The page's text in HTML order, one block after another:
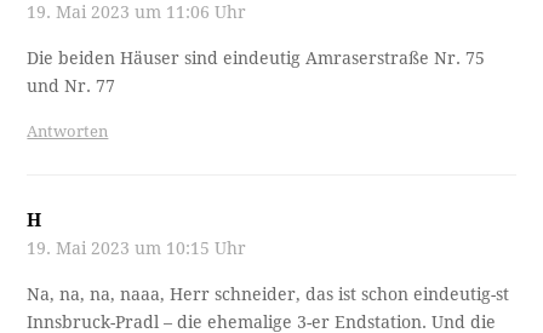
19. Mai 2023 um 11:06 Uhr
Die beiden Häuser sind eindeutig Amraserstraße Nr. 75
und Nr. 77
Antworten
H
19. Mai 2023 um 10:15 Uhr
Na, na, na, naaa, Herr schneider, das ist schon eindeutig-st
Innsbruck-Pradl – die ehemalige 3-er Endstation. Und die